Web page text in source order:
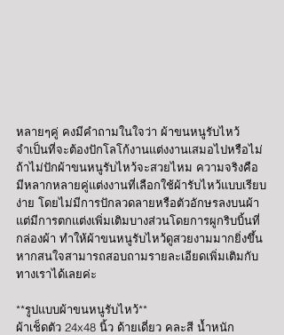
หลายๆคู่ คงมีคำถามในใจว่า ผ้าขนหนูรับไหว้
จำเป็นที่จะต้องปักโลโก้งานแต่งงานเสมอไปหรือไม่
ถ้าไม่ปักผ้าขนหนูรับไหว้จะสวยไหม ความจริงคือ
มีหลากหลายคู่แต่งงานที่เลือกใช้ผ้ารับไหว้แบบเรียบ
ง่าย โดยไม่มีการปักลวดลายหรือตัวอักษรลงบนผ้า
แต่มีการตกแต่งเพิ่มเติมบางส่วนโดยการผูกริบบิ้นที่
กล่องผ้า ทำให้ผ้าขนหนูรับไหว้ดูสวยงามมากยิ่งขึ้น
หากสนใจสามารถสอบถามรายละเอียดเพิ่มเติมกับ
ทางเราได้เลยค่ะ
**รูปแบบผ้าขนหนูรับไหว้**
ผ้าเช็ดตัว 24x48 นิ้ว ด้ายเดี่ยว คละสี น้ำหนัก